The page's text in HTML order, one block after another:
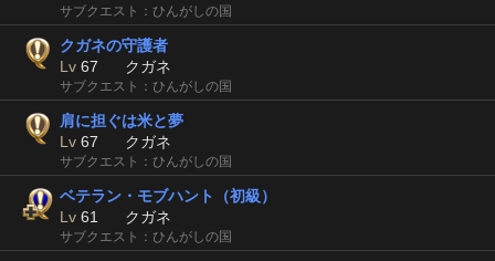
サブクエスト：ひんがしの国
クガネの守護者
Lv 67 クガネ
サブクエスト：ひんがしの国
肩に担ぐは米と夢
Lv 67 クガネ
サブクエスト：ひんがしの国
ベテラン・モブハント（初級）
Lv 61 クガネ
サブクエスト：ひんがしの国